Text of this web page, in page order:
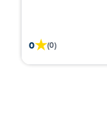
0★(0)